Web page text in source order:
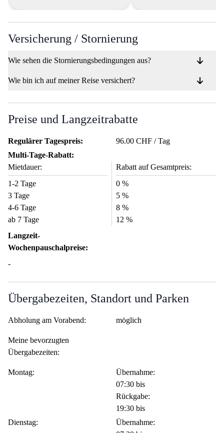
Versicherung / Stornierung
Wie sehen die Stornierungsbedingungen aus?
Wie bin ich auf meiner Reise versichert?
Preise und Langzeitrabatte
Regulärer Tagespreis:
96.00 CHF / Tag
Multi-Tage-Rabatt:
Mietdauer:
Rabatt auf Gesamtpreis:
1-2 Tage
0 %
3 Tage
5 %
4-6 Tage
8 %
ab 7 Tage
12 %
Langzeit-
Wochenpauschalpreise:
-
Übergabezeiten, Standort und Parken
Abholung am Vorabend: möglich
Meine bevorzugten
Übergabezeiten:
Montag:
Übernahme:
07:30 bis
Rückgabe:
19:30 bis
Dienstag:
Übernahme: